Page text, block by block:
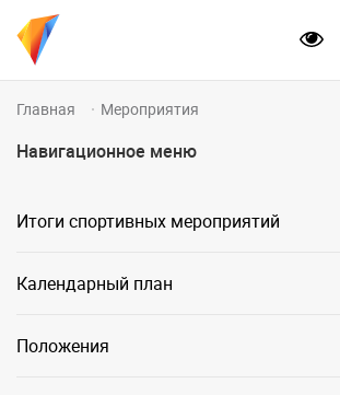
Главная Мероприятия
Навигационное меню
Итоги спортивных мероприятий
Календарный план
Положения